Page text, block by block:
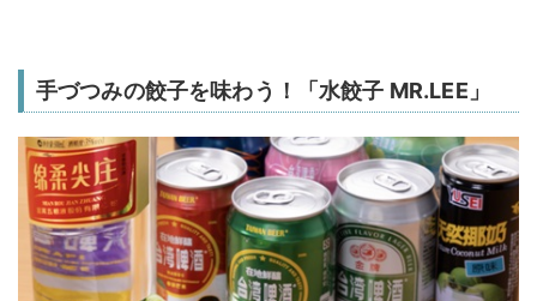
手づつみの餃子を味わう！「水餃子 MR.LEE」